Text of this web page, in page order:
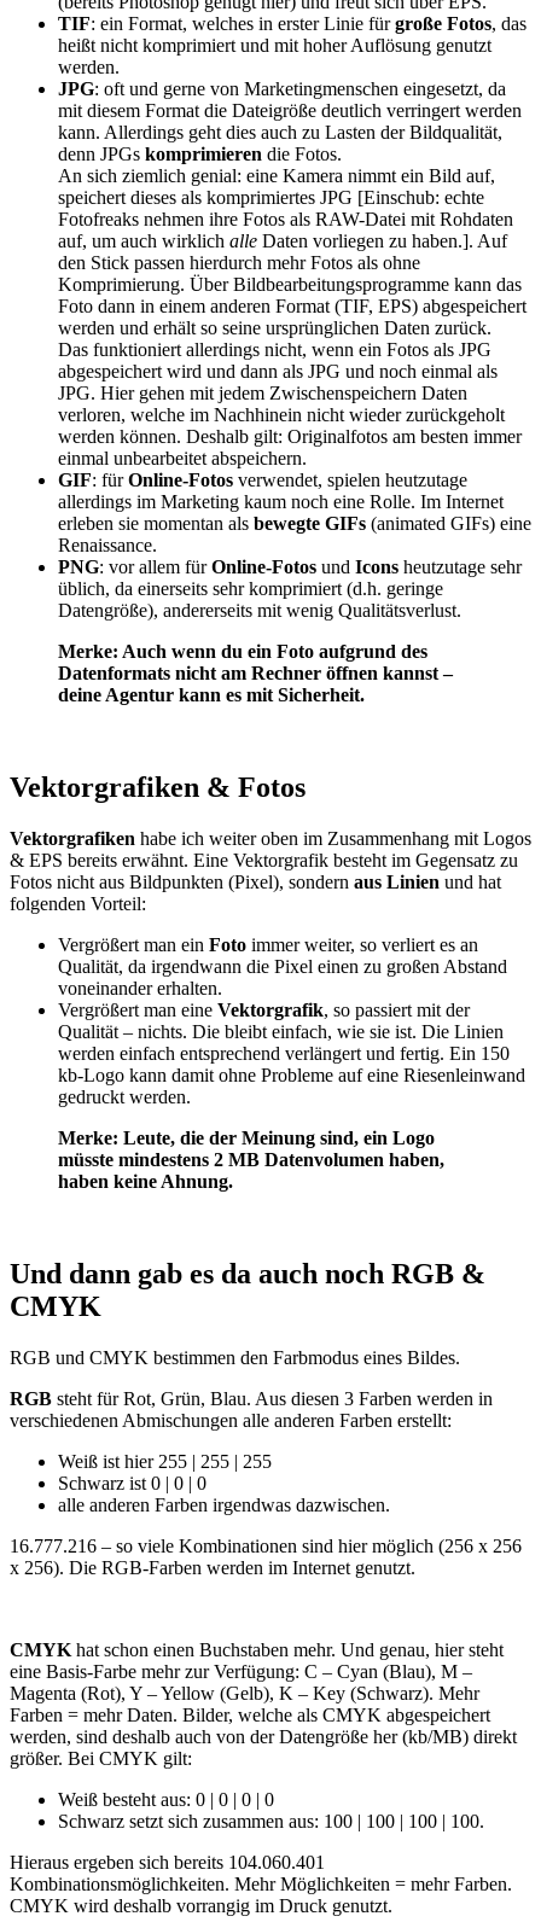
TIF: ein Format, welches in erster Linie fürgroße Fotos, das
heißt nicht komprimiert und mit hoher Auflösung genutzt
werden.
JPG: oft und gerne von Marketingmenschen eingesetzt, da
mit diesem Format die Dateigröße deutlich verringert werden
kann. Allerdings geht dies auch zu Lasten der Bildqualität,
denn JPGs komprimieren die Fotos.
An sich ziemlich genial: eine Kamera nimmt ein Bild auf,
speichert dieses als komprimiertes JPG [Einschub: echte
Fotofreaks nehmen ihre Fotos als RAW-Datei mit Rohdaten
auf, um auch wirklich alle Daten vorliegen zu haben.]. Auf
den Stick passen hierdurch mehr Fotos als ohne
Komprimierung. Über Bildbearbeitungsprogramme kann das
Foto dann in einem anderen Format (TIF, EPS) abgespeichert
werden und erhält so seine ursprünglichen Daten zurück.
Das funktioniert allerdings nicht, wenn ein Fotos als JPG
abgespeichert wird und dann als JPG und noch einmal als
JPG. Hier gehen mit jedem Zwischenspeichern Daten
verloren, welche im Nachhinein nicht wieder zurückgeholt
werden können. Deshalb gilt: Originalfotos am besten immer
einmal unbearbeitet abspeichern.
GIF: fürOnline-Fotos verwendet, spielen heutzutage
allerdings im Marketing kaum noch eine Rolle. Im Internet
erleben sie momentan als bewegte GIFs (animated GIFs) eine
Renaissance.
PNG: vor allem fürOnline-Fotos und Icons heutzutage sehr
üblich, da einerseits sehr komprimiert (d.h. geringe
Datengröße), andererseits mit wenig Qualitätsverlust.
Merke: Auch wenn du ein Foto aufgrund des
Datenformats nicht am Rechner öffnen kannst –
deine Agentur kann es mit Sicherheit.
Vektorgrafiken & Fotos
Vektorgrafiken habe ich weiter oben im Zusammenhang mit Logos
& EPS bereits erwähnt. Eine Vektorgrafik besteht im Gegensatz zu
Fotos nicht aus Bildpunkten (Pixel), sondern aus Linien und hat
folgenden Vorteil:
Vergrößert man ein Foto immer weiter, so verliert es an
Qualität, da irgendwann die Pixel einen zu großen Abstand
voneinander erhalten.
Vergrößert man eine Vektorgrafik, so passiert mit der
Qualität – nichts. Die bleibt einfach, wie sie ist. Die Linien
werden einfach entsprechend verlängert und fertig. Ein 150
kb-Logo kann damit ohne Probleme auf eine Riesenleinwand
gedruckt werden.
Merke: Leute, die der Meinung sind, ein Logo
müsste mindestens 2 MB Datenvolumen haben,
haben keine Ahnung.
Und dann gab es da auch noch RGB &
CMYK
RGB und CMYK bestimmen den Farbmodus eines Bildes.
RGB steht für Rot, Grün, Blau. Aus diesen 3 Farben werden in
verschiedenen Abmischungen alle anderen Farben erstellt:
Weiß ist hier 255 | 255 | 255
Schwarz ist 0 | 0 | 0
alle anderen Farben irgendwas dazwischen.
16.777.216 – so viele Kombinationen sind hier möglich (256 x 256
x 256). Die RGB-Farben werden im Internet genutzt.
CMYK hat schon einen Buchstaben mehr. Und genau, hier steht
eine Basis-Farbe mehr zur Verfügung: C – Cyan (Blau), M –
Magenta (Rot), Y – Yellow (Gelb), K – Key (Schwarz). Mehr
Farben = mehr Daten. Bilder, welche als CMYK abgespeichert
werden, sind deshalb auch von der Datengröße her (kb/MB) direkt
größer. Bei CMYK gilt:
Weiß besteht aus: 0 | 0 | 0 | 0
Schwarz setzt sich zusammen aus: 100 | 100 | 100 | 100.
Hieraus ergeben sich bereits 104.060.401
Kombinationsmöglichkeiten. Mehr Möglichkeiten = mehr Farben.
CMYK wird deshalb vorrangig im Druck genutzt.